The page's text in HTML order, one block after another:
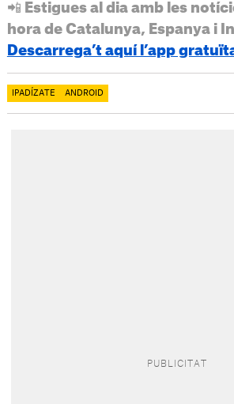
📲 Estigues al dia amb les
hora de Catalunya, Espanya i
Descarrega’t aquí l’app
IPADÍZATE ANDROID